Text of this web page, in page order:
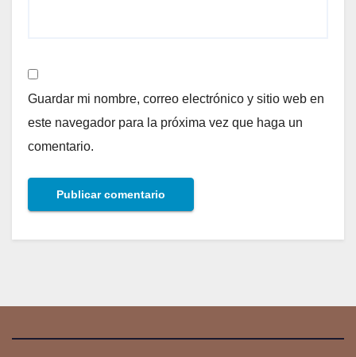
Guardar mi nombre, correo electrónico y sitio web en
este navegador para la próxima vez que haga un
comentario.